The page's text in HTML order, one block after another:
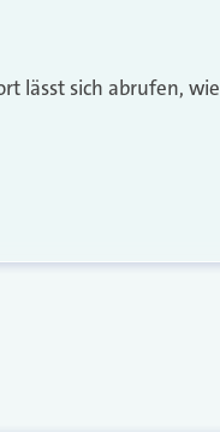
lässt sich abrufen, wie